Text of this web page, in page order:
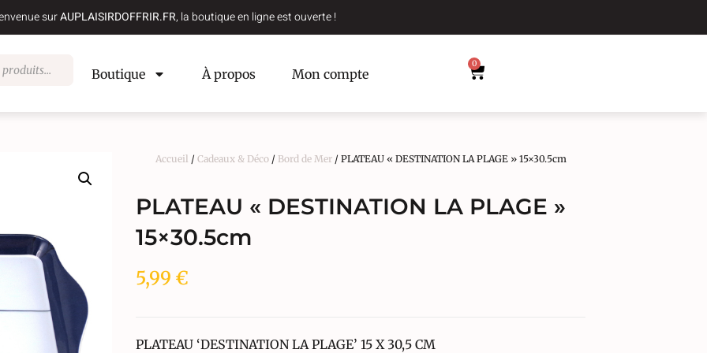
surAUPLAISIRDOFFRIR.FR, la boutique en ligne est ouverte !
Boutique À propos Mon compte
0
Accueil / Cadeaux & Déco/ Bord de Mer/ PLATEAU « DESTINATION LA PLAGE » 15×30.5cm
PLATEAU « DESTINATION LA PLAGE »
15×30.5cm
5,99 €
PLATEAU ‘DESTINATION LA PLAGE’ 15 X 30,5 CM